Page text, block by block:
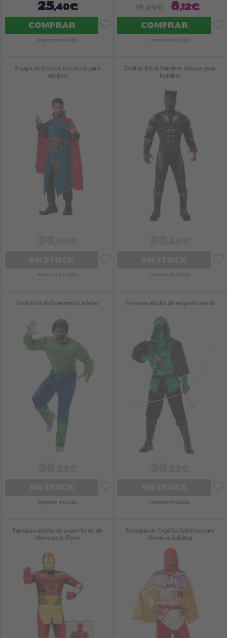
25,40€
COMPRAR
Imposto Incluído
8,12€
COMPRAR
Imposto Incluído
A capa do Doutor Estranho para
adultos
Imposto Incluído
Disfraz Black Panther deluxe para
hombre
Imposto Incluído
Disfraz Hulk Económico adulto
Imposto Incluído
Fantasia adulta de arqueiro verde
Imposto Incluído
Fantasia adulta de super-herói do
Homem de Ferro
Fantasia de Capitão Salsicha para
Homens Adultos